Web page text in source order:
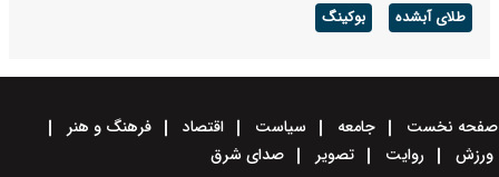
طلای آبشده بوکینگ
صفحه نخست جامعه سیاست اقتصاد
فرهنگ و هنر
ورزش
روایت تصویر صدای شرق